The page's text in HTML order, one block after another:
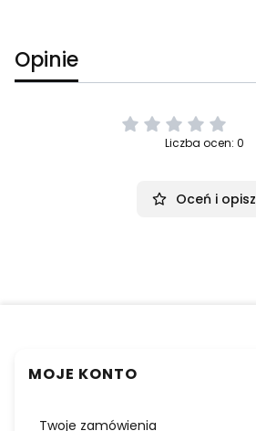
Opinie
Liczba ocen: 0
Oceń i opisz
MOJE KONTO
Twoje zamówienia